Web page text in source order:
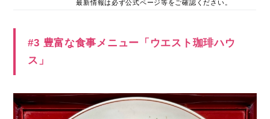
最新情報は必ず公式ページ等をご確認ください。
#3 豊富な食事メニュー「ウエスト珈琲ハウ
ス」